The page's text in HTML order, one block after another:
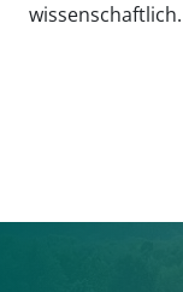
wissenschaftlich.